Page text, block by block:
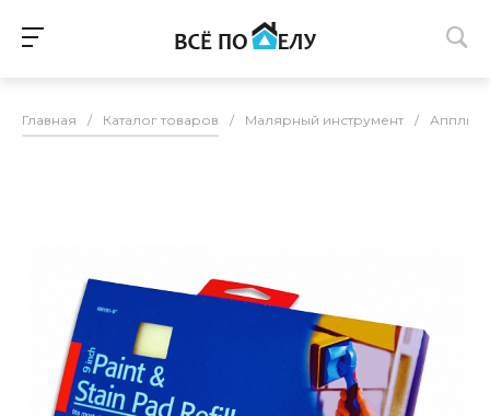
Главная / Каталог товаров / Малярный инструмент /